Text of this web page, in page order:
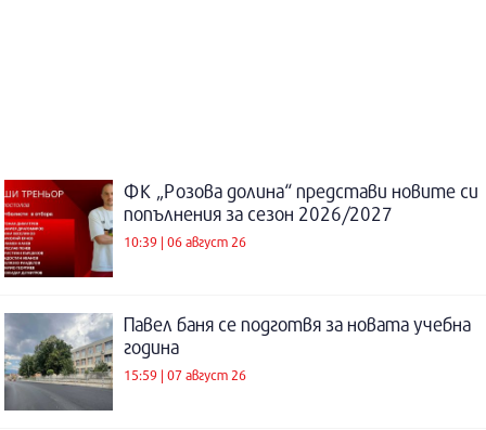
ФК „Розова долина“ представи новите си
попълнения за сезон 2026/2027
10:39 | 06 август 26
Павел баня се подготвя за новата учебна
година
15:59 | 07 август 26